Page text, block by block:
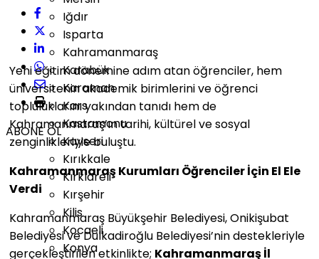
Iğdır
Isparta
Kahramanmaraş
Karabük
Karaman
Kars
Kastamonu
Kayseri
Kırıkkale
Kırklareli
Kırşehir
Kilis
Kocaeli
Konya
ABONE OL
Yeni eğitim dönemine adım atan öğrenciler, hem
üniversitenin akademik birimlerini ve öğrenci
topluluklarını yakından tanıdı hem de
Kahramanmaraş’ın tarihi, kültürel ve sosyal
zenginlikleriyle buluştu.
Kahramanmaraş Kurumları Öğrenciler İçin El Ele
Verdi
Kahramanmaraş Büyükşehir Belediyesi, Onikişubat
Belediyesi ve Dulkadiroğlu Belediyesi’nin destekleriyle
gerçekleştirilen etkinlikte; Kahramanmaraş İl